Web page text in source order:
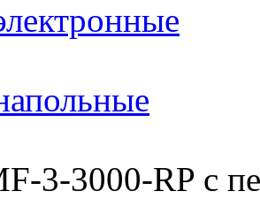
3-3000-RP с